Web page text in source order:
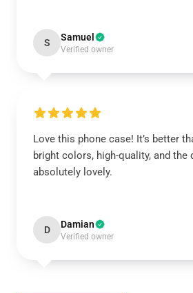
S Samuel
Verified owner
Love this phone case! It’s better
bright colors, high-quality, and the
absolutely lovely.
D Damian
Verified owner